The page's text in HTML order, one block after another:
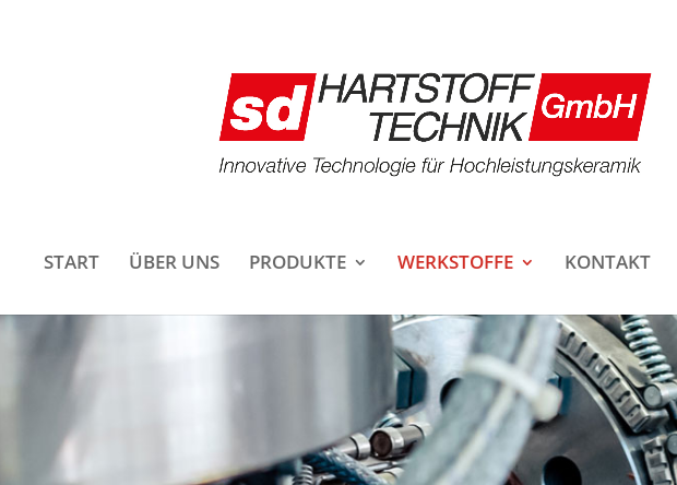
START ÜBER UNS PRODUKTE WERKSTOFFE KONTAKT